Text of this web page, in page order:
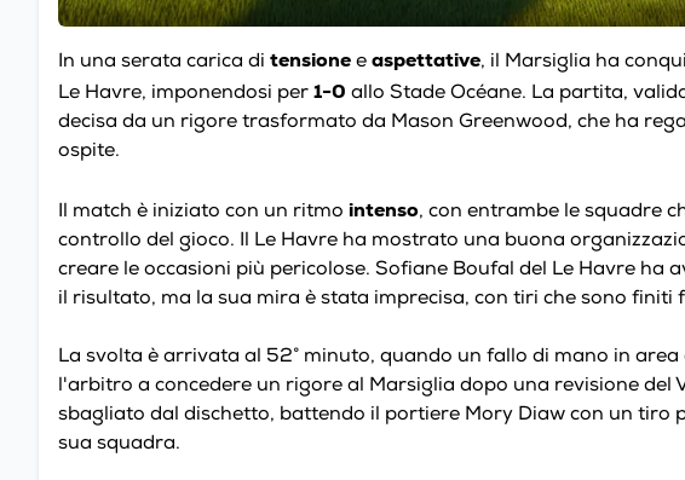
In una serata carica di tensione e aspettative, il Marsiglia ha
Le Havre, imponendosi per 1-0 allo Stade Océane. La partita,
decisa da un rigore trasformato da Mason Greenwood, che ha
ospite.
Il match è iniziato con un ritmo intenso, con entrambe le squadre
controllo del gioco. Il Le Havre ha mostrato una buona
creare le occasioni più pericolose. Sofiane Boufal del Le Havre ha
il risultato, ma la sua mira è stata imprecisa, con tiri che sono finiti
La svolta è arrivata al 52° minuto, quando un fallo di mano in
l'arbitro a concedere un rigore al Marsiglia dopo una revisione del
sbagliato dal dischetto, battendo il portiere Mory Diaw con un tiro
sua squadra.